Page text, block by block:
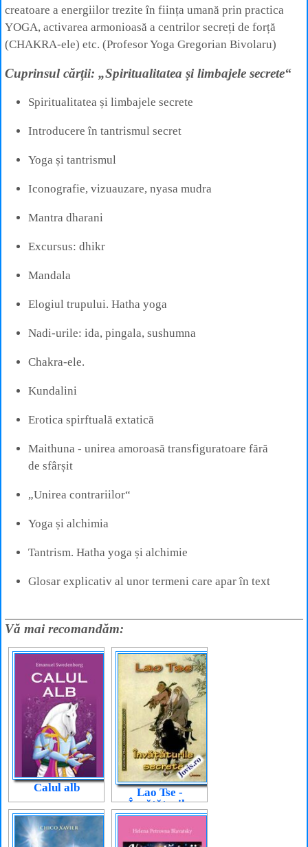
creatoare a energiilor trezite în ființa umană prin practica
YOGA, activarea armonioasă a centrilor secreți de forță
(CHAKRA-ele) etc. (Profesor Yoga Gregorian Bivolaru)
Cuprinsul cărţii: „Spiritualitatea și limbajele secrete“
Spiritualitatea și limbajele secrete
Introducere în tantrismul secret
Yoga și tantrismul
Iconografie, vizuauzare, nyasa mudra
Mantra dharani
Excursus: dhikr
Mandala
Elogiul trupului. Hatha yoga
Nadi-urile: ida, pingala, sushumna
Chakra-ele.
Kundalini
Erotica spirftuală extatică
Maithuna - unirea amoroasă transfiguratoare fără
de sfârșit
„Unirea contrariilor“
Yoga și alchimia
Tantrism. Hatha yoga și alchimie
Glosar explicativ al unor termeni care apar în text
Vă mai recomandăm:
Calul alb
Lao Tse -
Învățăturile
secrete